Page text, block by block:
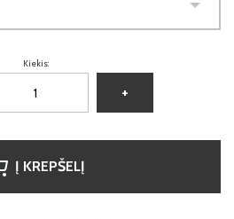
Kiekis:
+
Į KREPŠELĮ